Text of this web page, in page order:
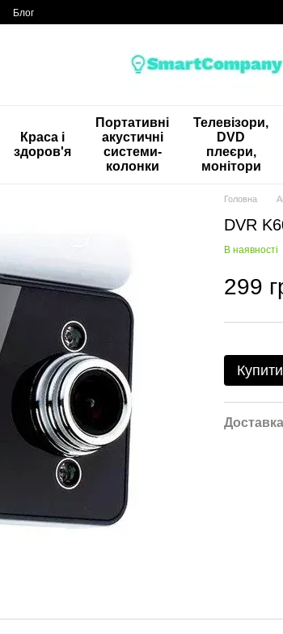
Блог
Краса і
здоров'я
Портативні
акустичні
системи-
колонки
Телевізори,
DVD
плеєри,
монітори
Головна
DVR
В наявності
299
Купити
Доставка